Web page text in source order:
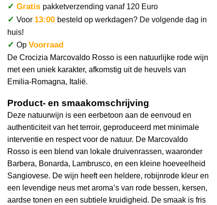
✓ Gratis pakketverzending vanaf 120 Euro
✓ Voor 13:00 besteld op werkdagen? De volgende dag in
huis!
✓ Op Voorraad
De Crocizia Marcovaldo Rosso is een natuurlijke rode wijn
met een uniek karakter, afkomstig uit de heuvels van
Emilia-Romagna, Italië.
Product- en smaakomschrijving
Deze natuurwijn is een eerbetoon aan de eenvoud en
authenticiteit van het terroir, geproduceerd met minimale
interventie en respect voor de natuur. De Marcovaldo
Rosso is een blend van lokale druivenrassen, waaronder
Barbera, Bonarda, Lambrusco, en een kleine hoeveelheid
Sangiovese. De wijn heeft een heldere, robijnrode kleur en
een levendige neus met aroma’s van rode bessen, kersen,
aardse tonen en een subtiele kruidigheid. De smaak is fris